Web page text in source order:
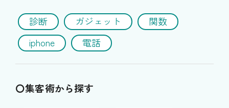
診断 ガジェット
関数
iphone
電話
〇集客術から探す